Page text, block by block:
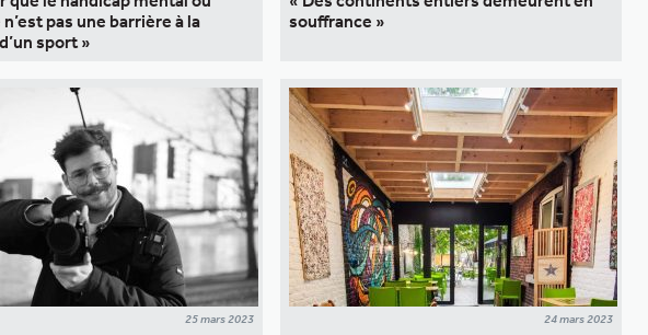
pas une barrière à la
sport »
souffrance »
25 mars 2023 24 mars 2023